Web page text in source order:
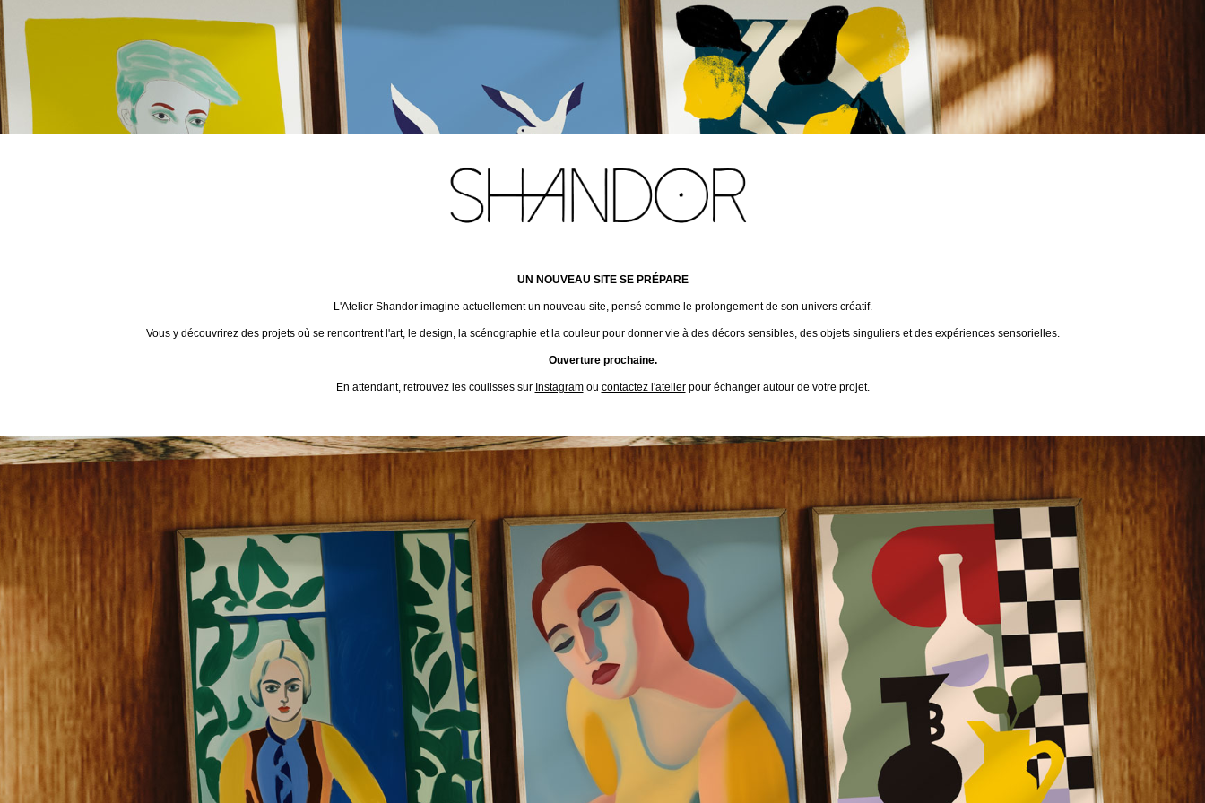
UN NOUVEAU SITE SE PRÉPARE
L'Atelier Shandor imagine actuellement un nouveau site, pensé comme le prolongement de son univers créatif.
Vous y découvrirez des projets où se rencontrent l'art, le design, la scénographie et la couleur pour donner vie à des décors sensibles, des objets singuliers et des expériences sensorielles.
Ouverture prochaine.
En attendant, retrouvez les coulisses sur Instagramou contactez l'atelierpour échanger autour de votre projet.